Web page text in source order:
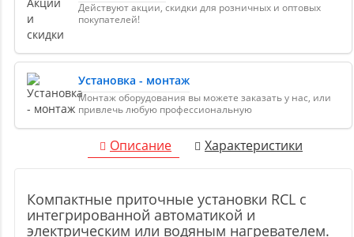
Действуют акции, скидки для розничных и оптовых
покупателей!
Установка - монтаж
Монтаж оборудования вы можете заказать у нас, или
привлечь любую профессиональную
Описание Характеристики
Компактные приточные установки RCL с
интегрированной автоматикой и
электрическим или водяным нагревателем.